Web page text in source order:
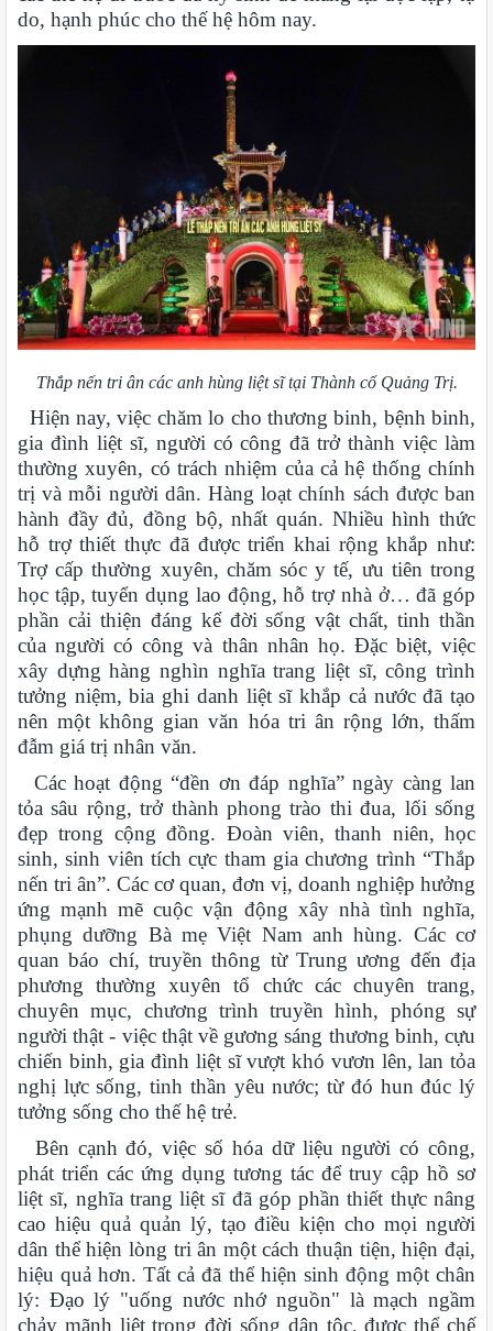
do, hạnh phúc cho thế hệ hôm nay.
Thắp nến tri ân các anh hùng liệt sĩ tại Thành cổ Quảng Trị.
Hiện nay, việc chăm lo cho thương binh, bệnh binh,
gia đình liệt sĩ, người có công đã trở thành việc làm
thường xuyên, có trách nhiệm của cả hệ thống chính
trị và mỗi người dân. Hàng loạt chính sách được ban
hành đầy đủ, đồng bộ, nhất quán. Nhiều hình thức
hỗ trợ thiết thực đã được triển khai rộng khắp như:
Trợ cấp thường xuyên, chăm sóc y tế, ưu tiên trong
học tập, tuyển dụng lao động, hỗ trợ nhà ở… đã góp
phần cải thiện đáng kể đời sống vật chất, tinh thần
của người có công và thân nhân họ. Đặc biệt, việc
xây dựng hàng nghìn nghĩa trang liệt sĩ, công trình
tưởng niệm, bia ghi danh liệt sĩ khắp cả nước đã tạo
nên một không gian văn hóa tri ân rộng lớn, thấm
đẫm giá trị nhân văn.
Các hoạt động “đền ơn đáp nghĩa” ngày càng lan
tỏa sâu rộng, trở thành phong trào thi đua, lối sống
đẹp trong cộng đồng. Đoàn viên, thanh niên, học
sinh, sinh viên tích cực tham gia chương trình “Thắp
nến tri ân”. Các cơ quan, đơn vị, doanh nghiệp hưởng
ứng mạnh mẽ cuộc vận động xây nhà tình nghĩa,
phụng dưỡng Bà mẹ Việt Nam anh hùng. Các cơ
quan báo chí, truyền thông từ Trung ương đến địa
phương thường xuyên tổ chức các chuyên trang,
chuyên mục, chương trình truyền hình, phóng sự
người thật - việc thật về gương sáng thương binh, cựu
chiến binh, gia đình liệt sĩ vượt khó vươn lên, lan tỏa
nghị lực sống, tinh thần yêu nước; từ đó hun đúc lý
tưởng sống cho thế hệ trẻ.
Bên cạnh đó, việc số hóa dữ liệu người có công,
phát triển các ứng dụng tương tác để truy cập hồ sơ
liệt sĩ, nghĩa trang liệt sĩ đã góp phần thiết thực nâng
cao hiệu quả quản lý, tạo điều kiện cho mọi người
dân thể hiện lòng tri ân một cách thuận tiện, hiện đại,
hiệu quả hơn. Tất cả đã thể hiện sinh động một chân
lý: Đạo lý "uống nước nhớ nguồn" là mạch ngầm
chảy mãnh liệt trong đời sống dân tộc, được thể chế